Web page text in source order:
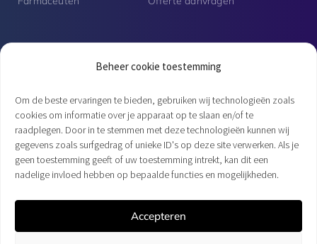
Beheer cookie toestemming
Om de beste ervaringen te bieden, gebruiken wij technologieën zoals
cookies om informatie over je apparaat op te slaan en/of te
raadplegen. Door in te stemmen met deze technologieën kunnen wij
gegevens zoals surfgedrag of unieke ID's op deze site verwerken. Als je
geen toestemming geeft of uw toestemming intrekt, kan dit een
nadelige invloed hebben op bepaalde functies en mogelijkheden.
Accepteren
PHP developer | Open sollicitatie
Voorwaarden